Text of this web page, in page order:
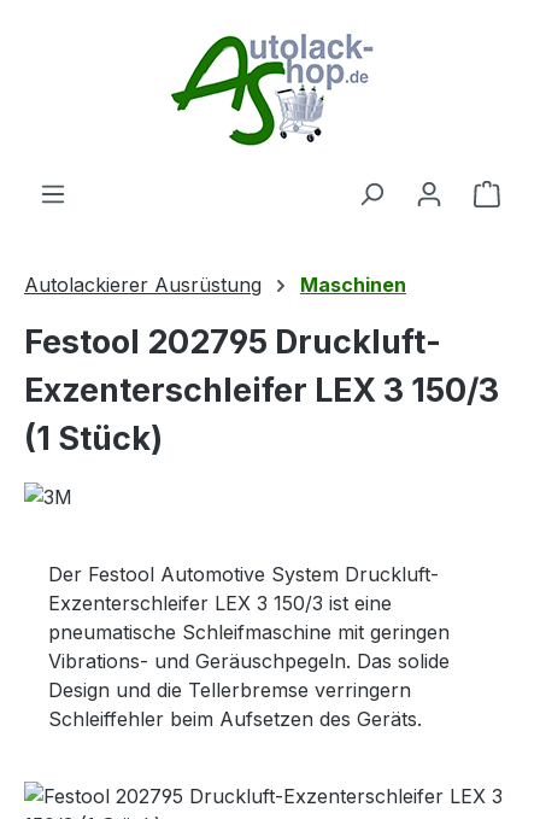
Autolackierer Ausrüstung Maschinen
Festool 202795 Druckluft-
Exzenterschleifer LEX 3 150/3
(1 Stück)
Der Festool Automotive System Druckluft-
Exzenterschleifer LEX 3 150/3 ist eine
pneumatische Schleifmaschine mit geringen
Vibrations- und Geräuschpegeln. Das solide
Design und die Tellerbremse verringern
Schleiffehler beim Aufsetzen des Geräts.
Bildergalerie überspringen